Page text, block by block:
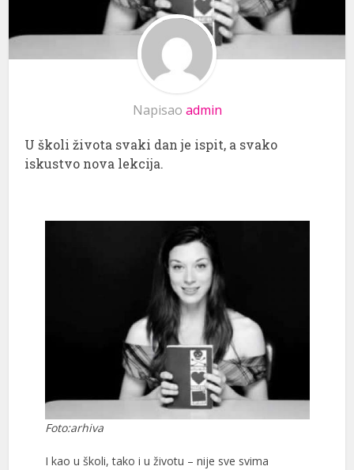
Napisao admin
U školi života svaki dan je ispit, a svako
iskustvo nova lekcija.
Foto:arhiva
I kao u školi, tako i u životu – nije sve svima